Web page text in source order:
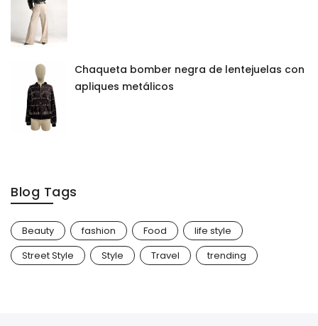
Chaqueta bomber negra de lentejuelas con
apliques metálicos
Blog Tags
Beauty fashion Food
life style
Street Style
Style Travel trending